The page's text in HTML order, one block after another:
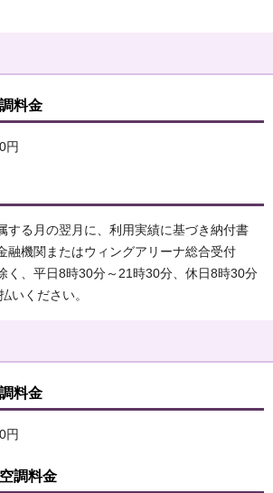
料金
円
する月の翌月に、利用実績に基づき納付書
融機関またはウィングアリーナ総合受付
く、平日8時30分～21時30分、休日8時30分
いください。
料金
円
調料金